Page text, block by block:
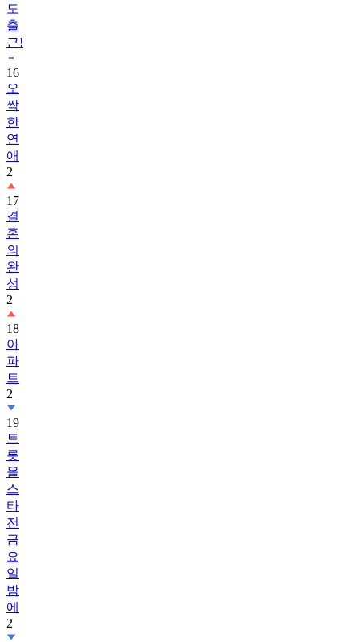
도
출
근!
16
오
싹
한
연
애
2
17
결
혼
의
완
성
2
18
아
파
트
2
19
트
롯
올
스
타
전
금
요
일
밤
에
2